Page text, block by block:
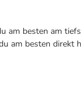
am besten am
am besten direkt